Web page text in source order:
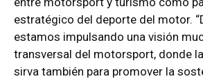
estratégico del deporte del motor.
estamos impulsando una visión
transversal del motorsport, donde
sirva también para promover la